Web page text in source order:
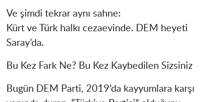
Ve şimdi tekrar aynı sahne:
Kürt ve Türk halkı cezaevinde. DEM heyeti
Saray’da.
Bu Kez Fark Ne? Bu Kez Kaybedilen Sizsiniz
Bugün DEM Parti, 2019’da kayyumlara karşı